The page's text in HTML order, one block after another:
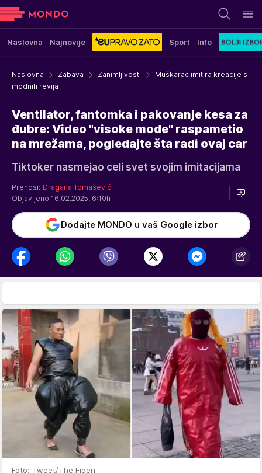
Naslovna Najnovije Sport Info
Naslovna Zabava Zanimljivosti
Muškarac imitira kreacije s
modnih revija
Ventilator, fantomka i pakovanje kesa za
đubre: Video "visoke mode" raspametio
na mrežama, pogledajte šta radi ovaj car
Tiktoker nasmejao celi svet svojim imitacijama
Prenosi: Dragana Tomašević
Objavljeno 16.02.2025. 6:10h
Dodajte MONDO u vaš Google izbor
Foto: Tweet/The Figen